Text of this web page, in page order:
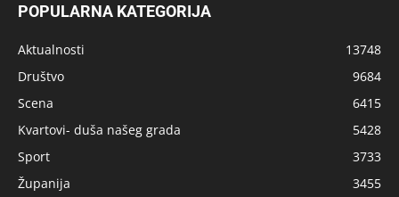
POPULARNA KATEGORIJA
Aktualnosti
13748
Društvo
9684
Scena
6415
Kvartovi- duša našeg grada
5428
Sport
3733
Županija
3455